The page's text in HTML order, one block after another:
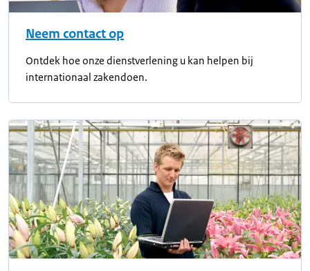
Neem contact op
Ontdek hoe onze dienstverlening u kan helpen bij
internationaal zakendoen.